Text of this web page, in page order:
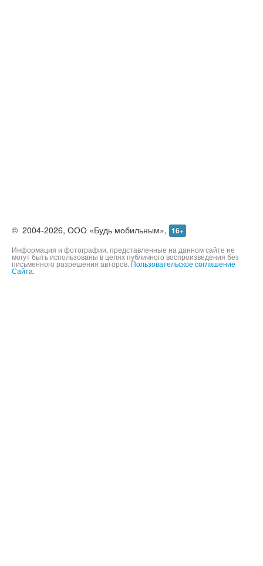
© 2004-2026, ООО «Будь мобильным», 16+
Информация и фотографии, представленные на данном сайте не
могут быть использованы в целях публичного воспроизведения без
письменного разрешения авторов. Пользовательское соглашение
Сайта.